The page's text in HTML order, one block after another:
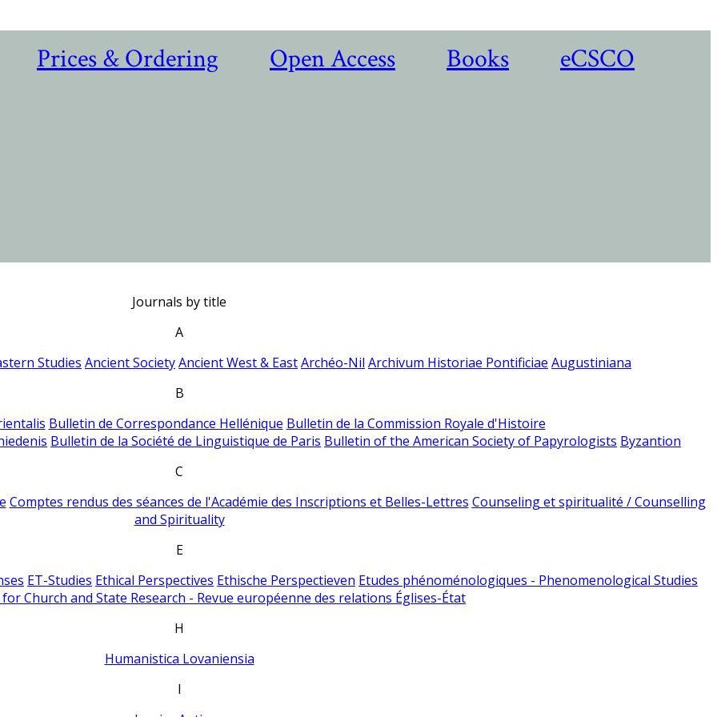
Prices & Ordering Open Access Books eCSCO
Journals by title
A
Studies Ancient SocietyAncient West & EastArchéo-Nil Archivum Historiae Pontificiae Augustiniana
B
Bulletin de Correspondance Hellénique Bulletin de la Commission Royale d'Histoire
Bulletin de la Société de Linguistique de Paris Bulletin of the American Society of Papyrologists Byzantion
C
Comptes rendus des séances de l'Académie des Inscriptions et Belles-Lettres Counseling et spiritualité / Counselling
and Spirituality
E
ET-Studies Ethical Perspectives Ethische Perspectieven Etudes phénoménologiques - Phenomenological Studies
Church and State Research - Revue européenne des relations Églises-État
H
Humanistica Lovaniensia
I